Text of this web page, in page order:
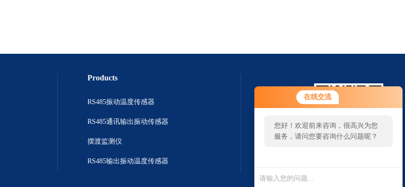
在线交流
您好！欢迎前来咨询，很高兴为您
服务，请问您要咨询什么问题呢？
Products
RS485振动温度传感器
RS485通讯输出振动传感器
摆渡监测仪
RS485输出振动温度传感器